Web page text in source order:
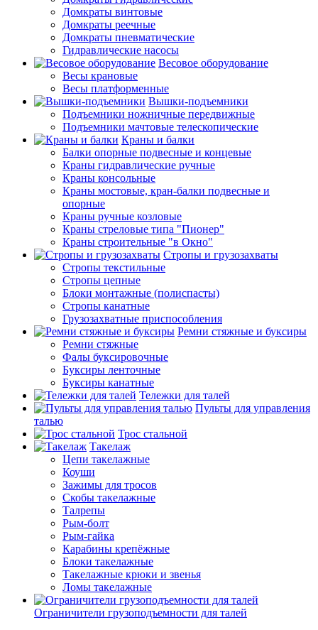
Домкраты винтовые
Домкраты реечные
Домкраты пневматические
Гидравлические насосы
Весовое оборудование
Весы крановые
Весы платформенные
Вышки-подъемники
Подъемники ножничные передвижные
Подъемники мачтовые телескопические
Краны и балки
Балки опорные подвесные и концевые
Краны гидравлические ручные
Краны консольные
Краны мостовые, кран-балки подвесные и
опорные
Краны ручные козловые
Краны стреловые типа "Пионер"
Краны строительные "в Окно"
Стропы и грузозахваты
Стропы текстильные
Стропы цепные
Блоки монтажные (полиспасты)
Стропы канатные
Грузозахватные приспособления
Ремни стяжные и буксиры
Ремни стяжные
Фалы буксировочные
Буксиры ленточные
Буксиры канатные
Тележки для талей
Пульты для управления
талью
Трос стальной
Такелаж
Цепи такелажные
Коуши
Зажимы для тросов
Скобы такелажные
Талрепы
Рым-болт
Рым-гайка
Карабины крепёжные
Блоки такелажные
Такелажные крюки и звенья
Ломы такелажные
Ограничители грузоподъемности для талей